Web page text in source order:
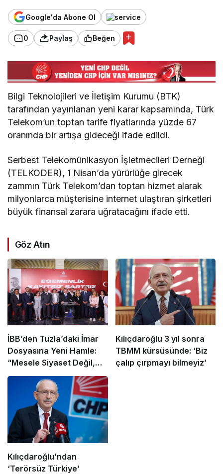
Google'da Abone Ol
0 Paylaş Beğen
Bilgi Teknolojileri ve İletişim Kurumu (BTK)
tarafından yayınlanan yeni karar kapsamında, Türk
Telekom’un toptan tarife fiyatlarında yüzde 67
oranında bir artışa gideceği ifade edildi.
Serbest Telekomünikasyon İşletmecileri Derneği
(TELKODER), 1 Nisan’da yürürlüğe girecek
zammın Türk Telekom’dan toptan hizmet alarak
milyonlarca müşterisine internet ulaştıran şirketleri
büyük finansal zarara uğratacağını ifade etti.
Göz Atın
İBB’den Tuzla’daki İmar
Dosyasına Yeni Hamle:
“Mesele Siyaset Değil,
Kamu Yararı”
Kılıçdaroğlu 3 yıl sonra
TBMM kürsüsünde: ‘Biz
çalıp çırpmayı bilmeyiz’
Kılıçdaroğlu’ndan
‘Terörsüz Türkiye’